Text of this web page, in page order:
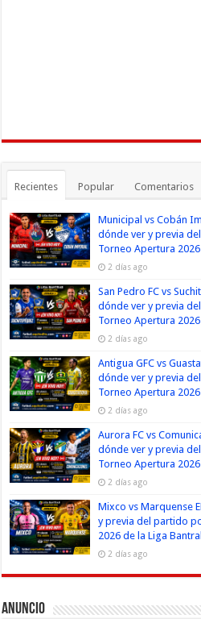
Recientes Popular Comentarios
Municipal vs Cobán
dónde ver y previa
Torneo Apertura
2 días ago
San Pedro FC vs
dónde ver y previa
Torneo Apertura
2 días ago
Antigua GFC vs
dónde ver y previa
Torneo Apertura
2 días ago
Aurora FC vs
dónde ver y previa
Torneo Apertura
2 días ago
Mixco vs Marquense
y previa del partido
2026 de la Liga
2 días ago
Anuncio